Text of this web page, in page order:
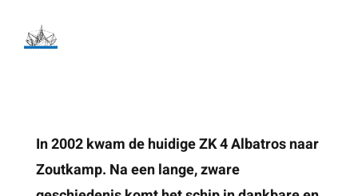
naar
In 2002 kwam de huidige ZK 4 Albatros naar
Zoutkamp. Na een lange, zware